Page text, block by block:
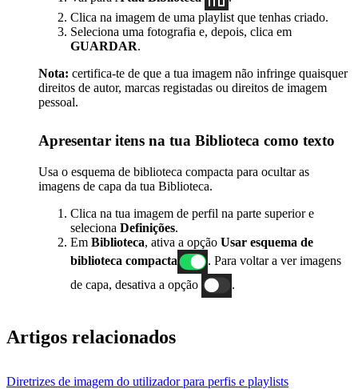
Clica na imagem de uma playlist que tenhas criado.
Seleciona uma fotografia e, depois, clica em
GUARDAR.
Nota: certifica-te de que a tua imagem não infringe quaisquer
direitos de autor, marcas registadas ou direitos de imagem
pessoal.
Apresentar itens na tua Biblioteca como texto
Usa o esquema de biblioteca compacta para ocultar as
imagens de capa da tua Biblioteca.
Clica na tua imagem de perfil na parte superior e
seleciona Definições.
Em Biblioteca, ativa a opção Usar esquema de
biblioteca compacta
. Para voltar a ver imagens
de capa, desativa a opção
.
Artigos relacionados
Diretrizes de imagem do utilizador para perfis e playlists